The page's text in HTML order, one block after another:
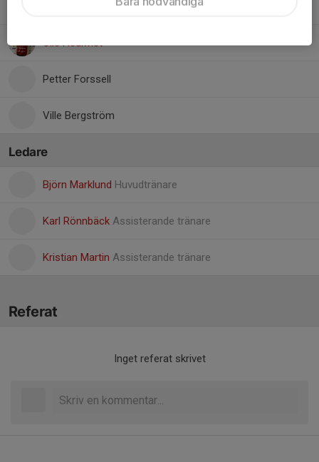
Olle Hedkvist
Petter Forssell
Ville Bergström
Ledare
Björn Marklund Huvudtränare
Karl Rönnbäck Assisterande tränare
Kristian Martin Assisterande tränare
Referat
Inget referat skrivet